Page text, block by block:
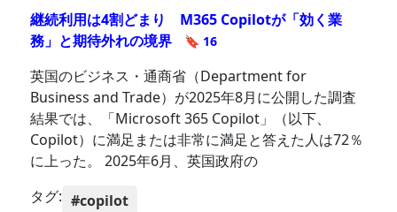
継続利用は4割どまり M365 Copilotが「効く業
務」と期待外れの境界
🔖 16
英国のビジネス・通商省（Department for
Business and Trade）が2025年8月に公開した調査
結果では、「Microsoft 365 Copilot」（以下、
Copilot）に満足または非常に満足と答えた人は72％
に上った。 2025年6月、英国政府の
タグ: #copilot